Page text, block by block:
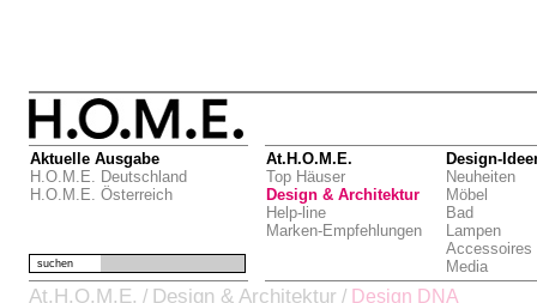
Aktuelle Ausgabe
H.O.M.E. Deutschland
H.O.M.E. Österreich
At.H.O.M.E.
Top Häuser
Design & Architektur
Help-line
Marken-Empfehlungen
Design-
Neuheiten
Möbel
Bad
Lampen
Accessoires
Media
suchen
At.H.O.M.E. / Design & Architektur / Design DNA